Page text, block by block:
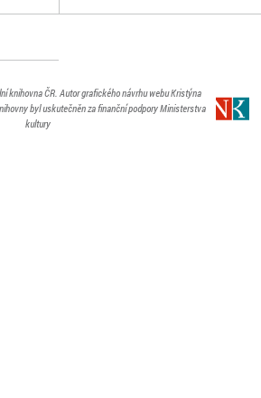
knihovna ČR. Autor grafického návrhu webu Kristýna
byl uskutečněn za finanční podpory Ministerstva
kultury